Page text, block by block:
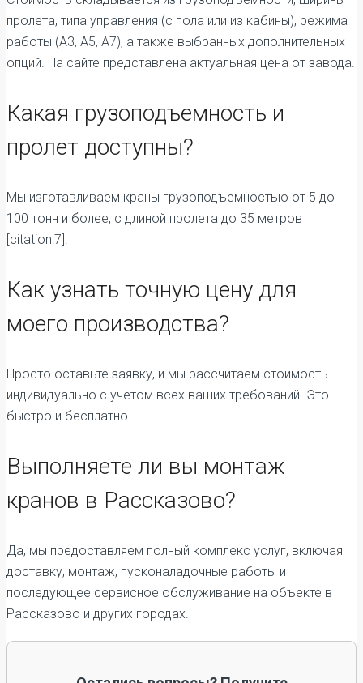
пролета, типа управления (с пола или из кабины), режима
работы (А3, А5, А7), а также выбранных дополнительных
опций. На сайте представлена актуальная цена от завода.
Какая грузоподъемность и
пролет доступны?
Мы изготавливаем краны грузоподъемностью от 5 до
100 тонн и более, с длиной пролета до 35 метров
[citation:7].
Как узнать точную цену для
моего производства?
Просто оставьте заявку, и мы рассчитаем стоимость
индивидуально с учетом всех ваших требований. Это
быстро и бесплатно.
Выполняете ли вы монтаж
кранов в Рассказово?
Да, мы предоставляем полный комплекс услуг, включая
доставку, монтаж, пусконаладочные работы и
последующее сервисное обслуживание на объекте в
Рассказово и других городах.